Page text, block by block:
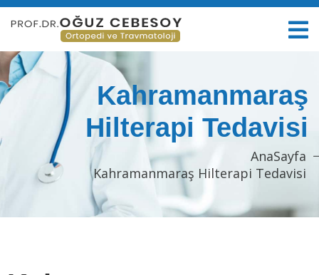
Kahramanmaraş
Hilterapi Tedavisi
AnaSayfa
Kahramanmaraş Hilterapi Tedavisi